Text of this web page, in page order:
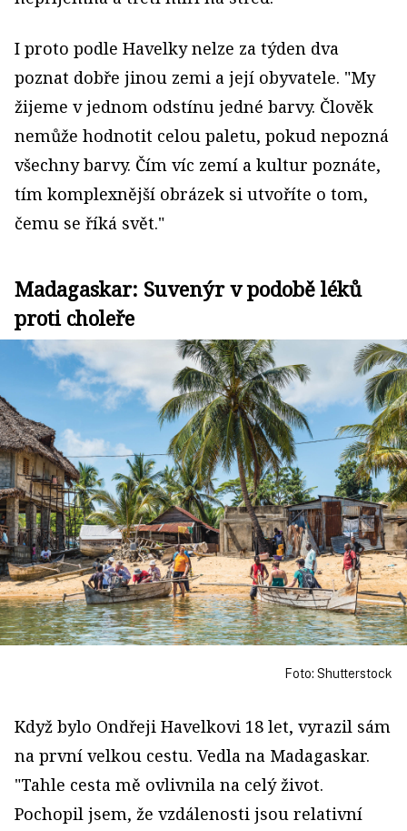
I proto podle Havelky nelze za týden dva
poznat dobře jinou zemi a její obyvatele. "My
žijeme v jednom odstínu jedné barvy. Člověk
nemůže hodnotit celou paletu, pokud nepozná
všechny barvy. Čím víc zemí a kultur poznáte,
tím komplexnější obrázek si utvoříte o tom,
čemu se říká svět."
Madagaskar: Suvenýr v podobě léků
proti choleře
Foto: Shutterstock
Když bylo Ondřeji Havelkovi 18 let, vyrazil sám
na první velkou cestu. Vedla na Madagaskar.
"Tahle cesta mě ovlivnila na celý život.
Pochopil jsem, že vzdálenosti jsou relativní